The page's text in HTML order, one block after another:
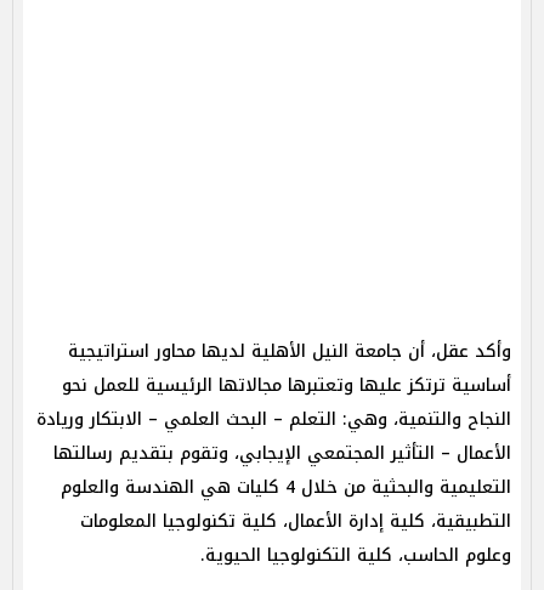
وأكد عقل، أن جامعة النيل الأهلية لديها محاور استراتيجية
أساسية ترتكز عليها وتعتبرها مجالاتها الرئيسية للعمل نحو
النجاح والتنمية، وهي: التعلم – البحث العلمي – الابتكار وريادة
الأعمال – التأثير المجتمعي الإيجابي، وتقوم بتقديم رسالتها
التعليمية والبحثية من خلال 4 كليات هي الهندسة والعلوم
التطبيقية، كلية إدارة الأعمال، كلية تكنولوجيا المعلومات
وعلوم الحاسب، كلية التكنولوجيا الحيوية.